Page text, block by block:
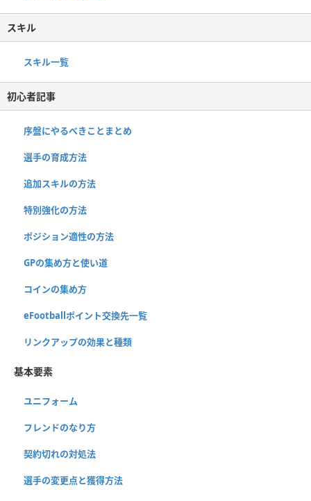
スキル
スキル一覧
初心者記事
序盤にやるべきことまとめ
選手の育成方法
追加スキルの方法
特別強化の方法
ポジション適性の方法
GPの集め方と使い道
コインの集め方
eFootballポイント交換先一覧
リンクアップの効果と種類
基本要素
ユニフォーム
フレンドのなり方
契約切れの対処法
選手の変更点と獲得方法